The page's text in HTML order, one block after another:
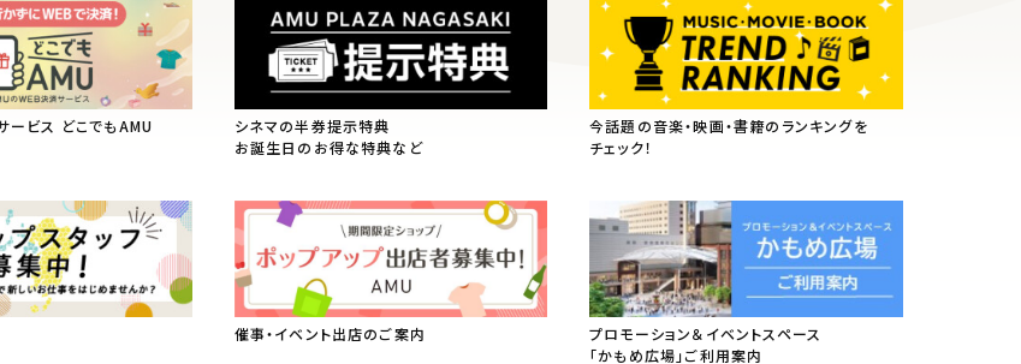
ービス どこでもAMU
シネマの半券提示特典
お誕生日のお得な特典など
今話題の音楽・映画・書籍のランキングを
チェック！
催事・イベント出店のご案内
プロモーション＆イベントスペース
「かもめ広場」ご利用案内